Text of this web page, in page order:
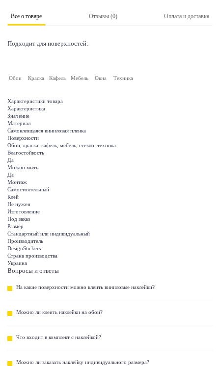
Все о товаре Отзывы (0) Оплата и доставка
Подходит для поверхностей:
Обои Краска Кафель Мебель Окна Техника
Характеристики товара
Характеристика
Значение
Материал
Самоклеящаяся виниловая пленка
Поверхности
Обои, краска, кафель, мебель, стекло, техника
Влагостойкость
Да
Можно мыть
Да
Монтаж
Самостоятельный
Клей
Не нужен
Изготовление
Под заказ
Размер
Стандартный или индивидуальный
Производитель
DesignStickers
Страна производства
Украина
Вопросы и ответы
На какие поверхности можно клеить виниловые наклейки?
Можно ли клеить наклейки на обои?
Что входит в комплект с наклейкой?
Можно ли заказать наклейку индивидуального размера?